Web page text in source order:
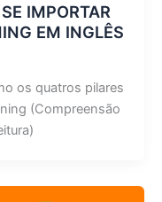
IMPORTAR
EM INGLÊS
os quatros pilares
(Compreensão